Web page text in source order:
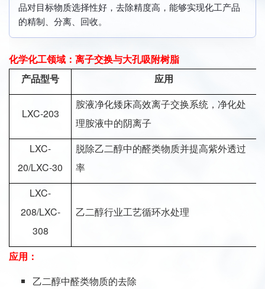
品对目标物质选择性好，去除精度高，能够实现化工产品
的精制、分离、回收。
化学化工领域：离子交换与大孔吸附树脂
产品型号
应用
LXC-203
胺液净化矮床高效离子交换系统，净化处
理胺液中的阴离子
LXC-
20/LXC-30
脱除乙二醇中的醛类物质并提高紫外透过
率
LXC-
208/LXC-
308
乙二醇行业工艺循环水处理
应用：
乙二醇中醛类物质的去除